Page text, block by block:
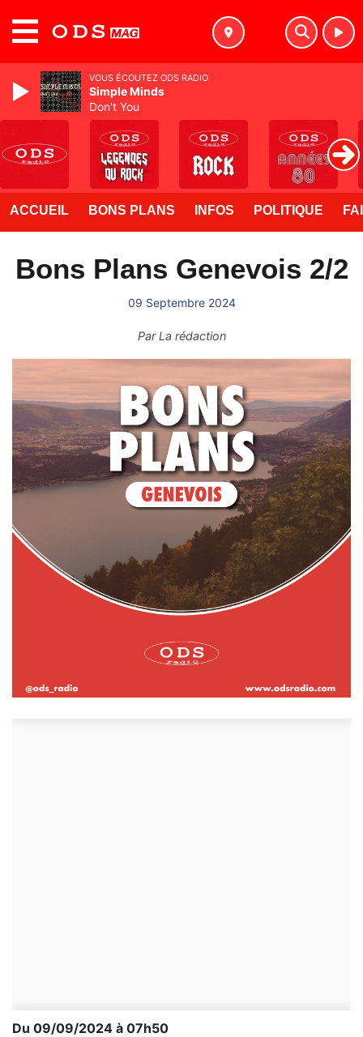
ACCUEIL BONS PLANS INFOS POLITIQUE
Bons Plans Genevois 2/2
09 Septembre 2024
ParLa rédaction
Du 09/09/2024 à 07h50
VOUS ÉCOUTEZ ODS RADIO
Simple Minds
Don't You